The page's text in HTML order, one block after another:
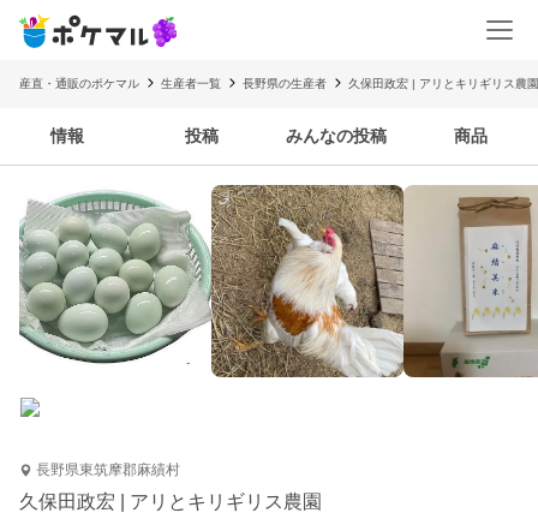
産直・通販のポケマル 生産者一覧 長野県の生産者 久保田政宏 | アリとキリギリス農園
情報 投稿 みんなの投稿 商品
長野県東筑摩郡麻績村
久保田政宏 | アリとキリギリス農園